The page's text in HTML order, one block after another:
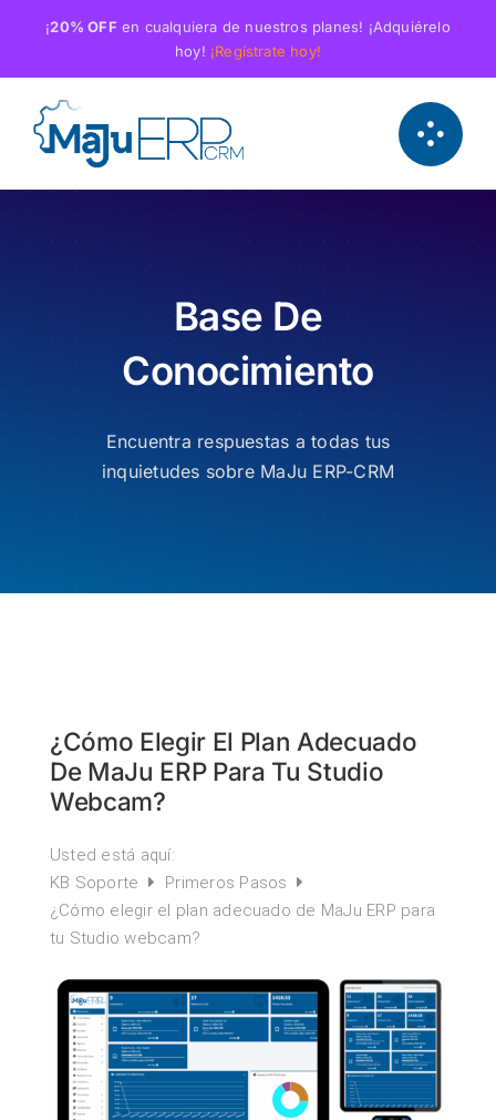
contenido
¡20% OFF en cualquiera de nuestros planes! ¡Adquiérelo
hoy! ¡Regístrate hoy!
Base De
Conocimiento
Encuentra respuestas a todas tus
inquietudes sobre MaJu ERP-CRM
¿Cómo Elegir El Plan Adecuado
De MaJu ERP Para Tu Studio
Webcam?
Usted está aquí:
KB Soporte
Primeros Pasos
¿Cómo elegir el plan adecuado de MaJu ERP para
tu Studio webcam?